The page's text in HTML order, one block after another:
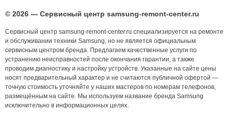
© 2026 — Сервисный центр samsung-remont-center.ru
Сервисный центр samsung-remont-center.ru специализируется на ремонте
и обслуживании техники Samsung, но не является официальным
сервисным центром бренда. Предлагаем качественные услуги по
устранению неисправностей после окончания гарантии, а также
проводим диагностику и настройку устройств. Указанные на сайте цены
носят предварительный характер и не считаются публичной офертой —
точную стоимость уточняйте у наших мастеров по номерам телефонов,
размещённым на сайте. Мы используем название бренда Samsung
исключительно в информационных целях.